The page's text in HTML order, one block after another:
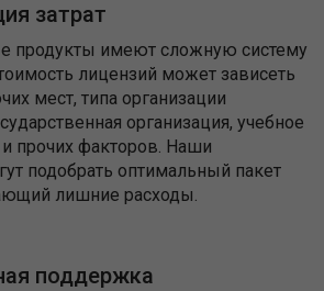
затрат
продукты имеют сложную систему
лицензий может зависеть
мест, типа организации
организация, учебное
прочих факторов. Наши
подобрать оптимальный пакет
лишние расходы.
поддержка